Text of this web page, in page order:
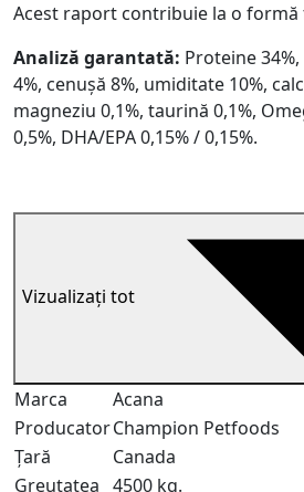
Acest raport contribuie la o formă
Analiză garantată: Proteine
4%, cenușă 8%, umiditate 10%,
magneziu 0,1%, taurină 0,1%,
0,5%, DHA/EPA 0,15% / 0,15%.
Vizualizați tot
Marca
Acana
ProducatorChampion Petfoods
Țară
Canada
Greutatea 4500 kg.